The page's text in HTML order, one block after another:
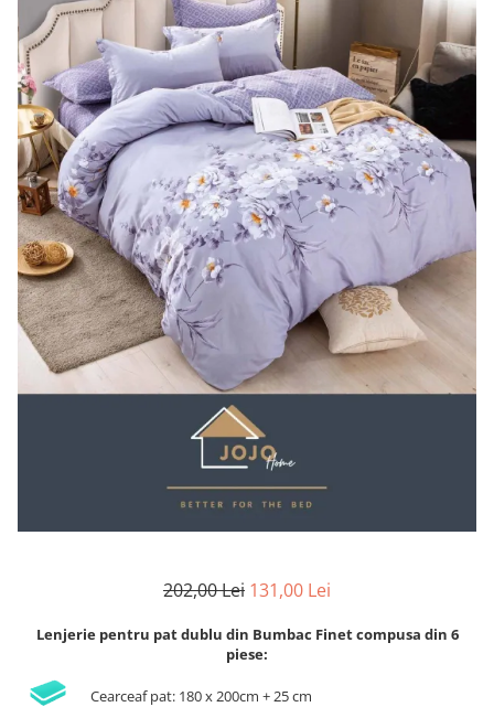
Lenjerii Creponate
Lenjerii de finet Iprimate Digital
Lenjerii de pat Bumbac 100%
Lenjerii de pat Finet + 2 Draperii
Lenjerii de pat Saten 4 piese cu
elastic
202,00 Lei 131,00 Lei
Lenjerie pentru pat dublu din Bumbac Finet compusa din 6
piese:
Cearceaf pat: 180 x 200cm + 25 cm